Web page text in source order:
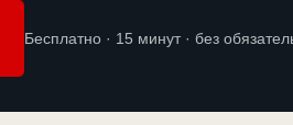
Бесплатно · 15 минут · без